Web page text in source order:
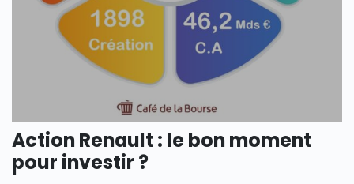
SECTIONS
Action Renault : le bon moment
pour investir ?